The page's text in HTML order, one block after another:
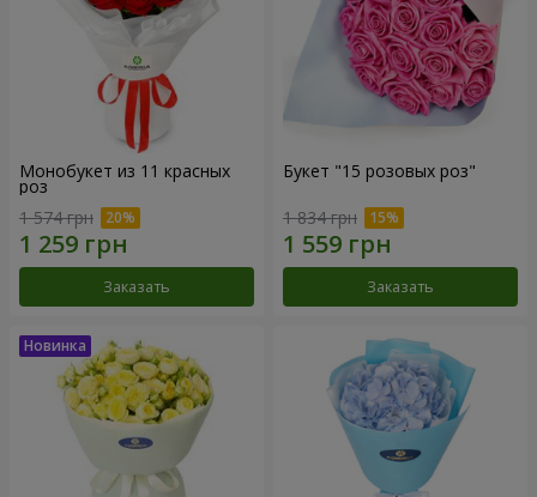
Монобукет из 11 красных
роз
1 574 грн
Заказать
Букет "15 розовых роз"
1 834 грн
Заказать